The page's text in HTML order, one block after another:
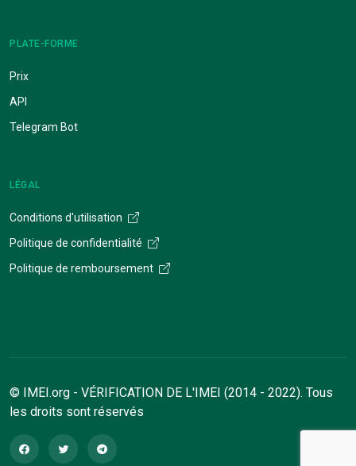
PLATE-FORME
Prix
API
Telegram Bot
LÉGAL
Conditions d'utilisation
Politique de confidentialité
Politique de remboursement
© IMEI.org - VÉRIFICATION DE L'IMEI (2014 - 2022). Tous
les droits sont réservés